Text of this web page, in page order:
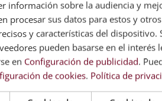
evaluación, el alumno recibirá un
SCHOOL, avalada por nuestra
da fe de la validez, contenidos y
información sobre la audiencia y
procesar sus datos para estos y
y características del dispositivo.
pueden basarse en el
en Configuración de publicidad.
de cookies. Política de